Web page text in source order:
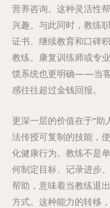
营养咨询。这种灵活性
兴趣。与此同时，教练
证书、继续教育和口碑
教练、康复训练师或专
馈系统也更明确——当
感往往超过金钱回报。
更深一层的价值在于“
法传授可复制的技能，
化健康行为。教练不是
何制定目标、记录进步
帮助，意味着当教练退
方式。这种能力的转移